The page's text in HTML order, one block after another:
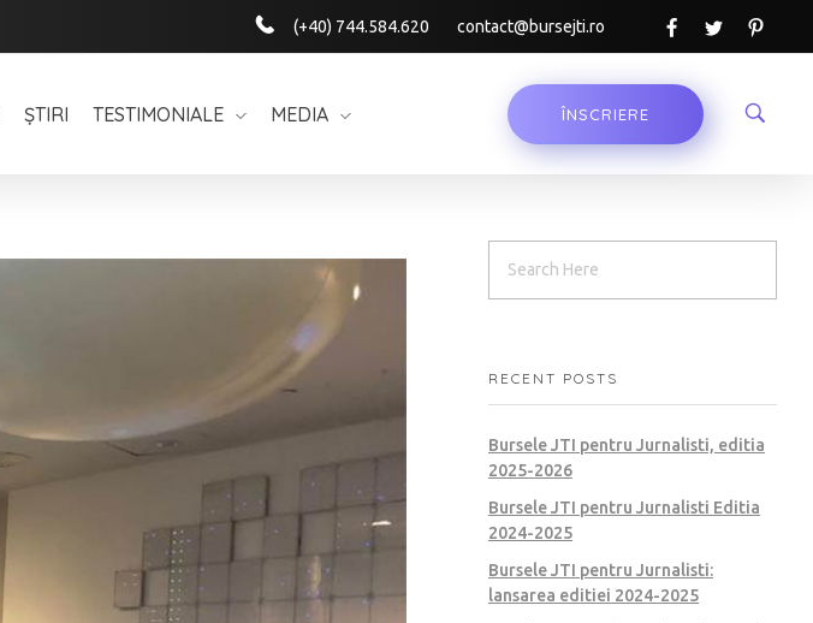
(+40) 744.584.620 contact@bursejti.ro
ÎNSCRIERE
ȘTIRI TESTIMONIALE MEDIA
RECENT POSTS
Bursele JTI pentru Jurnalisti, editia
2025-2026
Bursele JTI pentru Jurnalisti Editia
2024-2025
Bursele JTI pentru Jurnalisti:
lansarea editiei 2024-2025